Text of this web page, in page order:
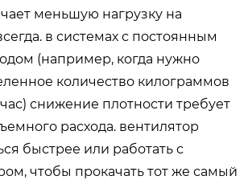
меньшую нагрузку на
в системах с постоянным
(например, когда нужно
количество килограммов
снижение плотности требует
расхода. вентилятор
быстрее или работать с
чтобы прокачать тот же самый